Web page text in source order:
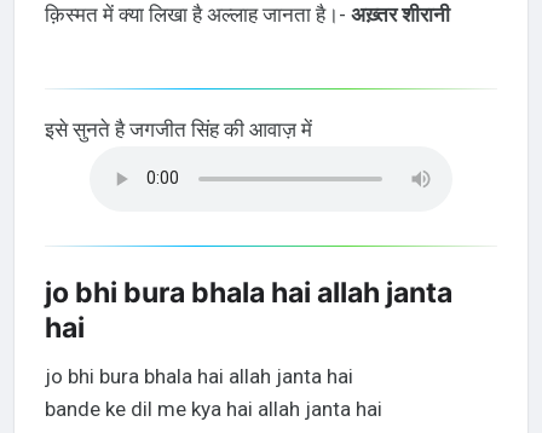
क़िस्मत में क्या लिखा है अल्लाह जानता है।- अख़्तर शीरानी
इसे सुनते है जगजीत सिंह की आवाज़ में
jo bhi bura bhala hai allah janta
hai
jo bhi bura bhala hai allah janta hai
bande ke dil me kya hai allah janta hai